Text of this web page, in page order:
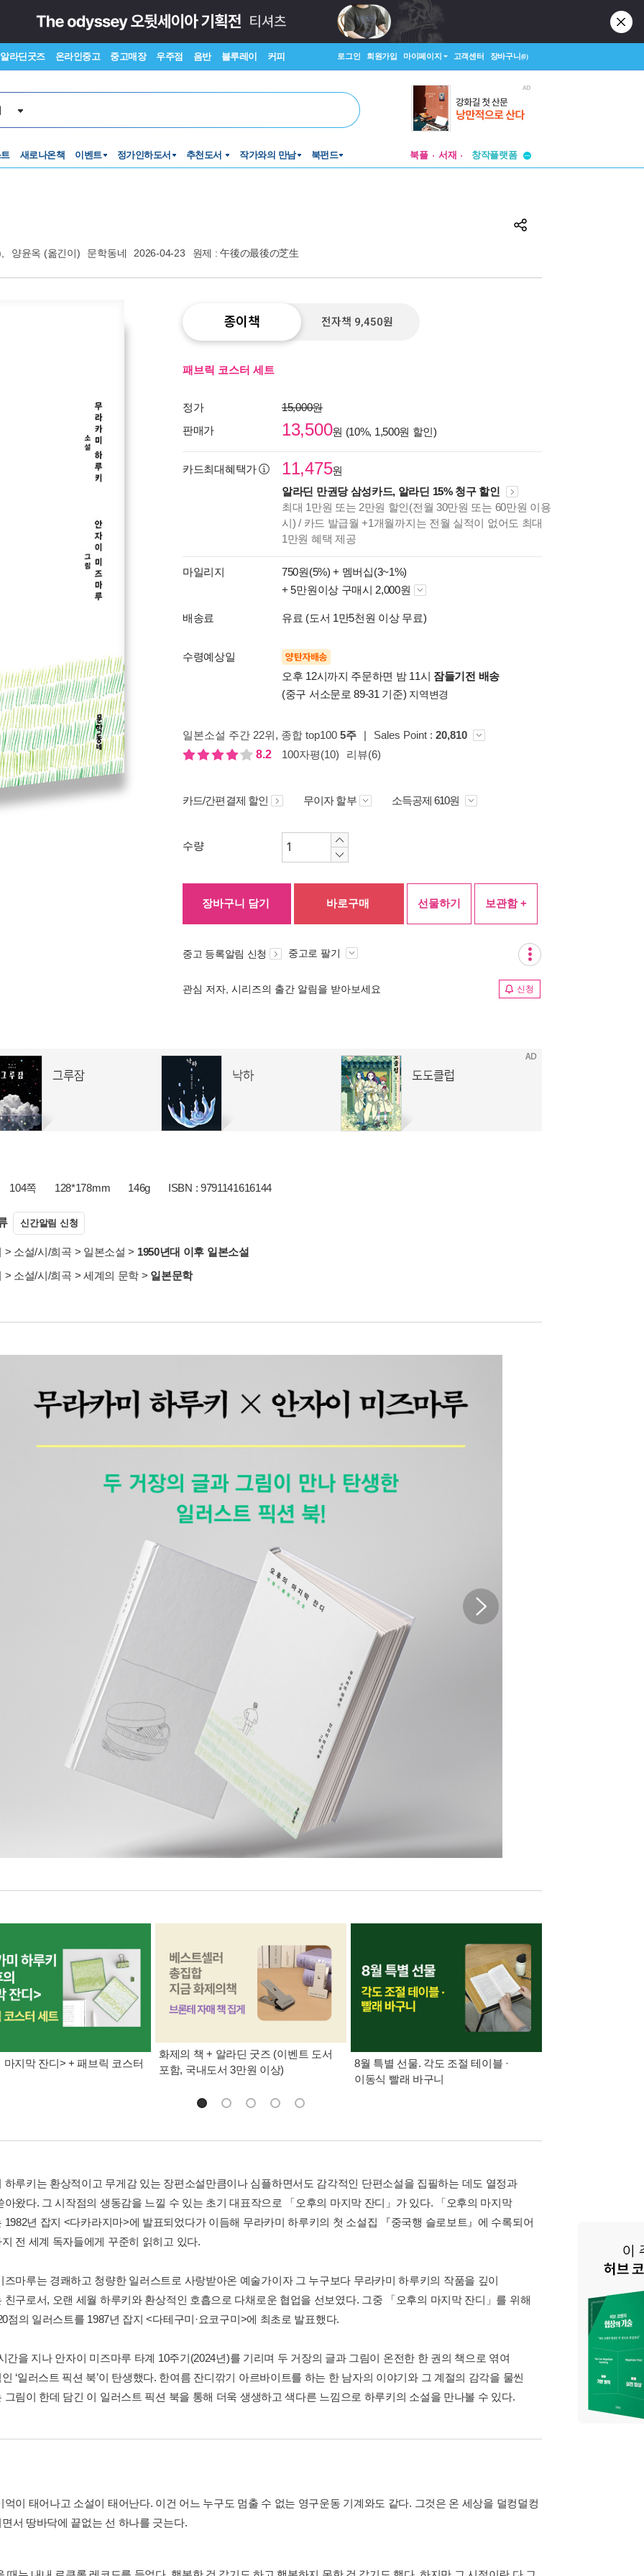
알라딘굿즈 온라인중고 중고매장 우주점 음반 블루레이 커피 로그인 회원가입 마이페이지 고객센터 장바구니(0)
새로나온책 이벤트 정가인하도서 추천도서 작가와의 만남 북펀드 북플 서재
창작플랫폼
양윤옥 (옮긴이) 문학동네 2026-04-23 원제 : 午後の最後の芝生
종이책 전자책 9,450원
패브릭 코스터 세트
정가
15,000원
판매가
13,500원 (10%, 1,500원 할인)
카드최대혜택가 11,475원
알라딘 만권당 삼성카드, 알라딘 15% 청구 할인
최대 1만원 또는 2만원 할인(전월 30만원 또는 60만원 이용
시) / 카드 발급월 +1개월까지는 전월 실적이 없어도 최대
1만원 혜택 제공
마일리지 750원(5%) + 멤버십(3~1%)
+ 5만원이상 구매시 2,000원
배송료 유료 (도서 1만5천원 이상 무료)
수령예상일 양탄자배송
오후 12시까지 주문하면 밤 11시 잠들기전 배송
(중구 서소문로 89-31 기준) 지역변경
일본소설 주간 22위, 종합 top100 5주 | Sales Point : 20,810
8.2
100자평(10) 리뷰(6)
카드/간편결제 할인 무이자 할부 소득공제 610원
수량
장바구니 담기 바로구매 선물하기 보관함 +
중고 등록알림 신청 중고로 팔기
관심 저자, 시리즈의 출간 알림을 받아보세요 신청
104쪽 128*178mm 146g ISBN : 9791141616144
신간알림 신청
> 소설/시/희곡 > 일본소설 > 1950년대 이후 일본소설
> 소설/시/희곡 > 세계의 문학 > 일본문학
마지막 잔디> + 패브릭 코스터
화제의 책 + 알라딘 굿즈 (이벤트 도서
포함, 국내도서 3만원 이상)
8월 특별 선물. 각도 조절 테이블 ·
이동식 빨래 바구니
하루키는 환상적이고 무게감 있는 장편소설만큼이나 심플하면서도 감각적인 단편소설을 집필하는 데도 열정과
아왔다. 그 시작점의 생동감을 느낄 수 있는 초기 대표작으로 「오후의 마지막 잔디」가 있다. 「오후의 마지막
1982년 잡지 <다카라지마>에 발표되었다가 이듬해 무라카미 하루키의 첫 소설집 『중국행 슬로보트』에 수록되어
전 세계 독자들에게 꾸준히 읽히고 있다.
즈마루는 경쾌하고 청량한 일러스트로 사랑받아온 예술가이자 그 누구보다 무라카미 하루키의 작품을 깊이
친구로서, 오랜 세월 하루키와 환상적인 호흡으로 다채로운 협업을 선보였다. 그중 「오후의 마지막 잔디」를 위해
점의 일러스트를 1987년 잡지 <다테구미·요코구미>에 최초로 발표했다.
간을 지나 안자이 미즈마루 타계 10주기(2024년)를 기리며 두 거장의 글과 그림이 온전한 한 권의 책으로 엮여
‘일러스트 픽션 북’이 탄생했다. 한여름 잔디깎기 아르바이트를 하는 한 남자의 이야기와 그 계절의 감각을 물씬
그림이 한데 담긴 이 일러스트 픽션 북을 통해 더욱 생생하고 색다른 느낌으로 하루키의 소설을 만나볼 수 있다.
억이 태어나고 소설이 태어난다. 이건 어느 누구도 멈출 수 없는 영구운동 기계와도 같다. 그것은 온 세상을 덜컹덜컹
서 땅바닥에 끝없는 선 하나를 긋는다.